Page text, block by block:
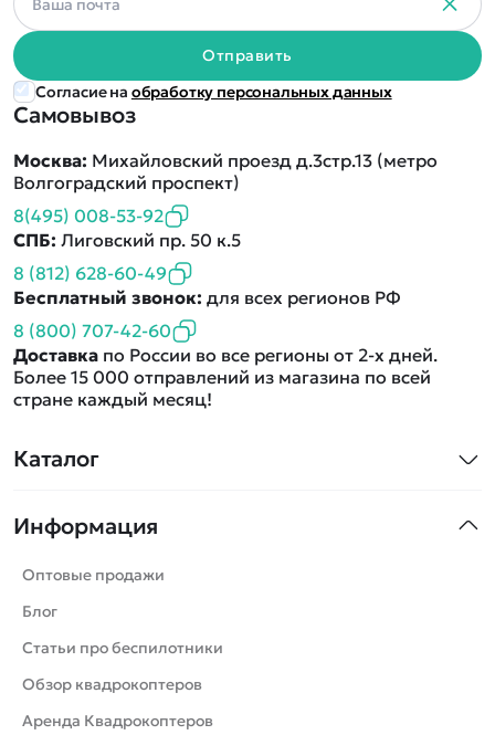
Каталог
Машинки
Танки
Вертолеты
Катера
Роботы
Самолеты
Информация
Оптовые продажи
Блог
Статьи про беспилотники
Обзор квадрокоптеров
Аренда Квадрокоптеров
Самовывоз
Москва: Михайловский проезд д.3стр.13 (метро
Волгоградский проспект)
8(495) 008-53-92
СПБ: Лиговский пр. 50 к.5
8 (812) 628-60-49
Бесплатный звонок: для всех регионов РФ
8 (800) 707-42-60
Доставка по России во все регионы от 2-х дней.
Более 15 000 отправлений из магазина по всей
стране каждый месяц!
Отправить
Согласие на обработку персональных данных